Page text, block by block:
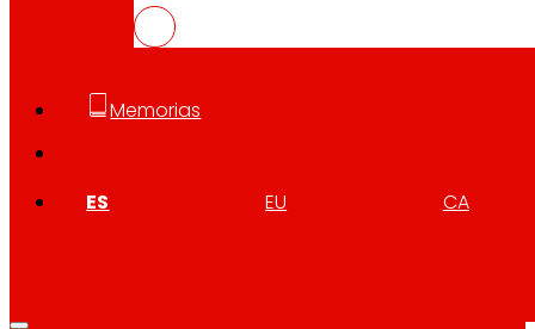
Memorias
ES EU CA
Síguenos